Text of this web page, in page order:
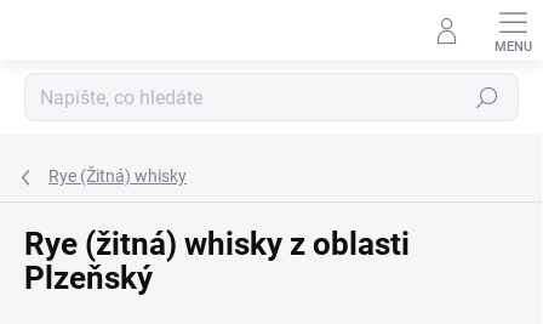
Hledat
Rye (Žitná) whisky
Rye (žitná) whisky z oblasti
Plzeňský